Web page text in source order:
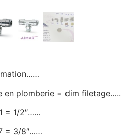
en plomberie = dim filetage…..
= 1/2″……
= 3/8″……